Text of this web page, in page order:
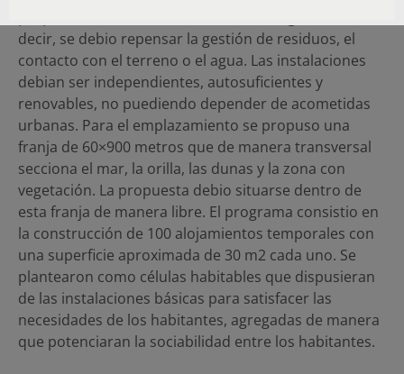
decir, se debio repensar la gestión de residuos, el
contacto con el terreno o el agua. Las instalaciones
debian ser independientes, autosuficientes y
renovables, no puediendo depender de acometidas
urbanas. Para el emplazamiento se propuso una
franja de 60×900 metros que de manera transversal
secciona el mar, la orilla, las dunas y la zona con
vegetación. La propuesta debio situarse dentro de
esta franja de manera libre. El programa consistio en
la construcción de 100 alojamientos temporales con
una superficie aproximada de 30 m2 cada uno. Se
plantearon como células habitables que dispusieran
de las instalaciones básicas para satisfacer las
necesidades de los habitantes, agregadas de manera
que potenciaran la sociabilidad entre los habitantes.